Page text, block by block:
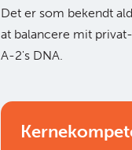
Det er som bekendt
at balancere mit
A-2's DNA.